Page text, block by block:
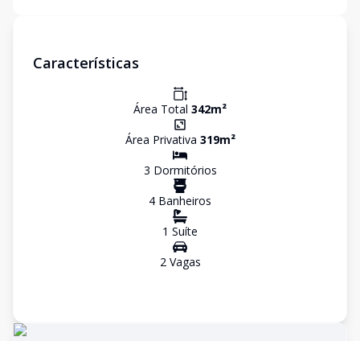
Características
Área Total 342m²
Área Privativa 319m²
3 Dormitórios
4 Banheiros
1 Suíte
2Vagas